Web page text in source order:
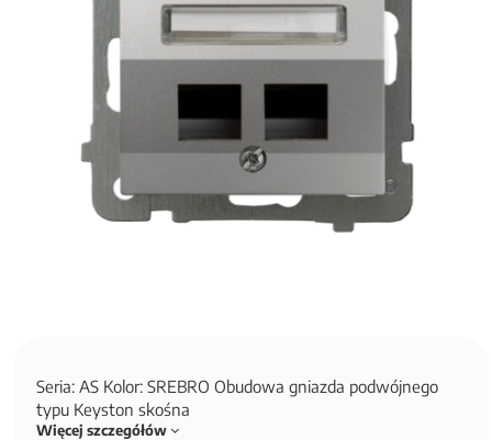
Seria: AS Kolor: SREBRO Obudowa gniazda podwójnego
typu Keyston skośna
Więcej szczegółów